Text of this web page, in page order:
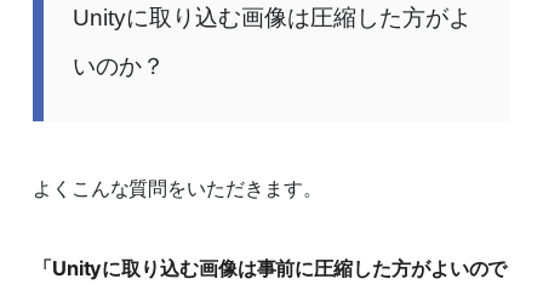
Unityに取り込む画像は圧縮した方がよ
いのか？
よくこんな質問をいただきます。
「Unityに取り込む画像は事前に圧縮した方がよいので